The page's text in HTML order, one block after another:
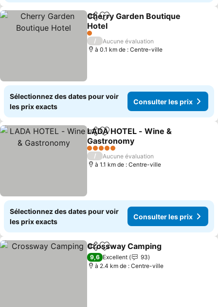
PartagerAjouter à mes favoris
Cherry Garden Boutique
Hotel
Consulter les prix
1 Étoiles
/
Aucune évaluation
à 0.1 km de : Centre-ville
Sélectionnez des dates pour voir
les prix exacts
Consulter les prix
PartagerAjouter à mes favoris
LADA HOTEL - Wine &
Gastronomy
Consulter les prix
5 Étoiles
/
Aucune évaluation
à 1.1 km de : Centre-ville
Sélectionnez des dates pour voir
les prix exacts
Consulter les prix
PartagerAjouter à mes favoris
Crossway Camping
9,6 Excellent
93
à 2.4 km de : Centre-ville